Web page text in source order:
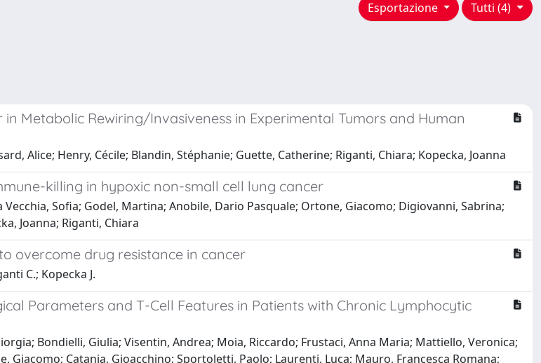
Tutti (4)
Esportazione
Metabolic Rewiring/Invasiveness in Experimental Tumors and Human
Alice; Henry, Cécile; Blandin, Stéphanie; Guette, Catherine; Riganti, Chiara; Kopecka, Joanna
killing in hypoxic non-small cell lung cancer
Sofia; Godel, Martina; Anobile, Dario Pasquale; Ortone, Giacomo; Digiovanni, Sabrina;
Joanna; Riganti, Chiara
overcome drug resistance in cancer
C.; Kopecka J.
Parameters and T-Cell Features in Patients with Chronic Lymphocytic
Bondielli, Giulia; Visentin, Andrea; Moia, Riccardo; Frustaci, Anna Maria; Mattiello, Veronica;
Catania, Gioacchino; Sportoletti, Paolo; Laurenti, Luca; Mauro, Francesca Romana;